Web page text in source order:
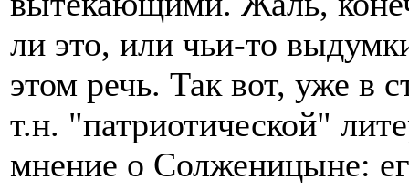
ли это, или чьи-то
этом речь. Так вот, уже в
т.н. "патриотической"
мнение о Солженицыне: